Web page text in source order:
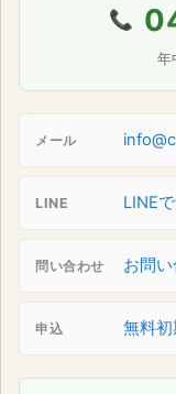
📞
年
メール
LINE LINE
問い合わせ お問
申込 無料